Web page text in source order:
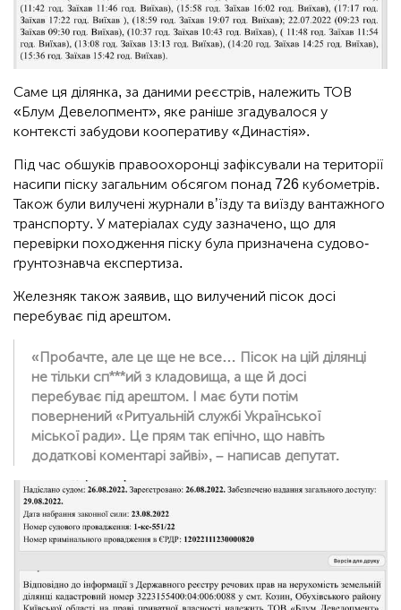
Саме ця ділянка, за даними реєстрів, належить ТОВ
«Блум Девелопмент», яке раніше згадувалося у
контексті забудови кооперативу «Династія».
Під час обшуків правоохоронці зафіксували на території
насипи піску загальним обсягом понад 726 кубометрів.
Також були вилучені журнали в’їзду та виїзду вантажного
транспорту. У матеріалах суду зазначено, що для
перевірки походження піску була призначена судово-
ґрунтознавча експертиза.
Железняк також заявив, що вилучений пісок досі
перебуває під арештом.
«Пробачте, але це ще не все… Пісок на цій ділянці
не тільки сп***ий з кладовища, а ще й досі
перебуває під арештом. І має бути потім
повернений «Ритуальній службі Української
міської ради». Це прям так епічно, що навіть
додаткові коментарі зайві», – написав депутат.